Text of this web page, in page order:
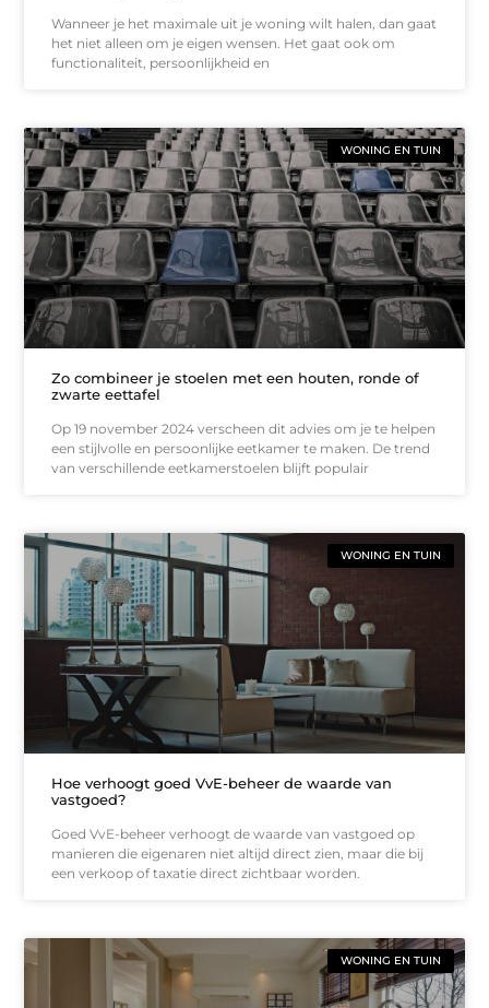
Wanneer je het maximale uit je woning wilt halen, dan gaat
het niet alleen om je eigen wensen. Het gaat ook om
functionaliteit, persoonlijkheid en
WONING EN TUIN
Zo combineer je stoelen met een houten, ronde of
zwarte eettafel
Op 19 november 2024 verscheen dit advies om je te helpen
een stijlvolle en persoonlijke eetkamer te maken. De trend
van verschillende eetkamerstoelen blijft populair
WONING EN TUIN
Hoe verhoogt goed VvE-beheer de waarde van
vastgoed?
Goed VvE-beheer verhoogt de waarde van vastgoed op
manieren die eigenaren niet altijd direct zien, maar die bij
een verkoop of taxatie direct zichtbaar worden.
WONING EN TUIN